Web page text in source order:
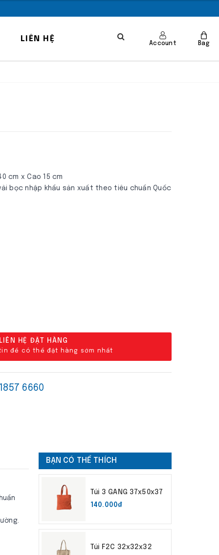
LIÊN HỆ
Account Bag
cm x Cao 15 cm
bọc nhập khẩu sản xuất theo tiêu chuẩn Quốc
LIÊN HỆ ĐẶT HÀNG
để có thể đặt hàng sớm nhất
6660
BẠN CÓ THỂ THÍCH
Túi 3 GANG 37x50x37
140.000₫
Túi F2C 32x32x32